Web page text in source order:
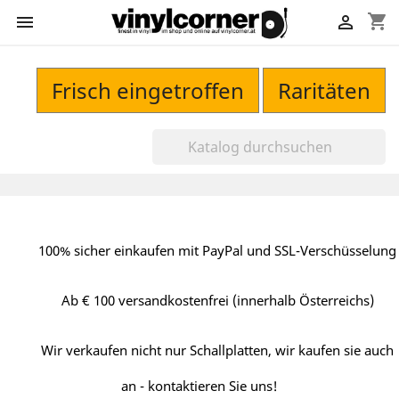
 shopping_cart

Frisch eingetroffen Raritäten
100% sicher einkaufen mit PayPal und SSL-Verschüsselung
Ab € 100 versandkostenfrei (innerhalb Österreichs)
Wir verkaufen nicht nur Schallplatten, wir kaufen sie auch
an - kontaktieren Sie uns!